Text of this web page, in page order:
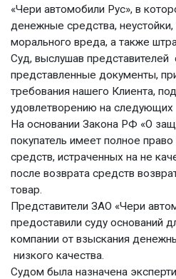
«Чери автомобили Рус», в
денежные средства,
морального вреда, а также
Суд, выслушав представителей
представленные документы,
требования нашего Клиента,
удовлетворению на следующих
На основании Закона РФ «О
покупатель имеет полное
средств, истраченных на не
после возврата средств
товар.
Представители ЗАО «Чери
предоставили суду оснований
компании от взыскания
низкого качества.
Судом была назначена